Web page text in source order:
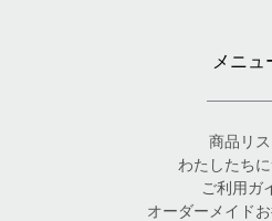
メニュ
商品リス
わたしたち
ご利用ガ
オーダーメイド